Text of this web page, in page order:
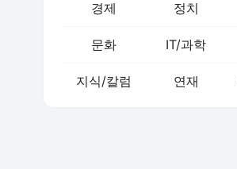
경제 정치
문화 IT/과학
지식/칼럼 연재